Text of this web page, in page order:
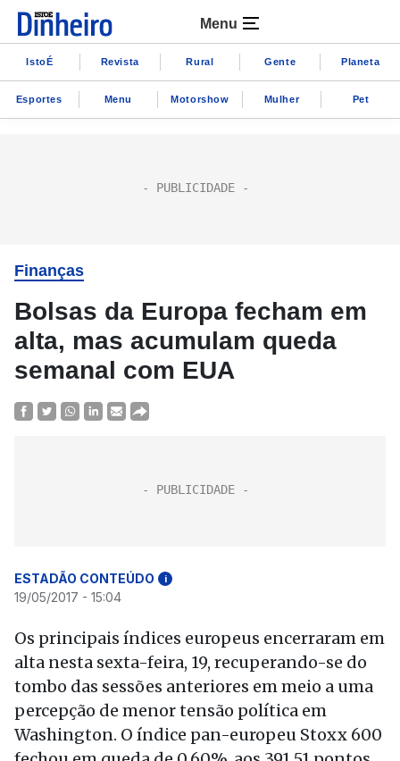
Menu
IstoÉ Revista Rural Gente Planeta
Esportes Menu Motorshow Mulher Pet
Finanças
Bolsas da Europa fecham em
alta, mas acumulam queda
semanal com EUA
ESTADÃO CONTEÚDO i
19/05/2017 - 15:04
Os principais índices europeus encerraram em
alta nesta sexta-feira, 19, recuperando-se do
tombo das sessões anteriores em meio a uma
percepção de menor tensão política em
Washington. O índice pan-europeu Stoxx 600